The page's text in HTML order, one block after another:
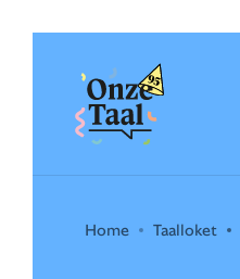
Onze Taal
Home Taalloket